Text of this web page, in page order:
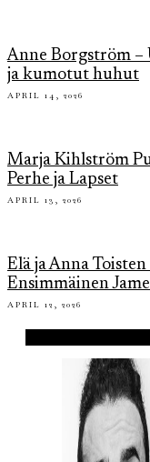
Anne Borgström –
ja kumotut huhut
APRIL 14, 2026
Marja Kihlström
Perhe ja Lapset
APRIL 13, 2026
Elä ja Anna
Ensimmäinen
APRIL 12, 2026